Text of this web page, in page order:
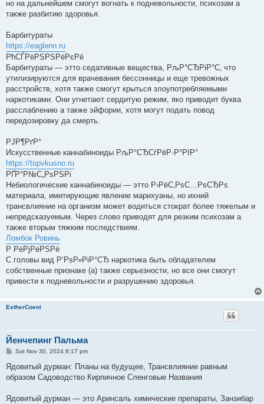
но на дальнейшем смогут вогнать к подневольности, психозам а
также разбитию здоровья.
Барбитураты
https://eaglenn.ru
РћСЃРёРЅРЅРёРєРё
Барбитураты — этто седативные вещества, РљР°СЂРіР°С‚ что
утилизируются для врачевания бессонницы и еще тревожных
расстройств, хотя также смогут крыться злоупотребляемыми
наркотиками. Они угнетают сердитую режим, яко приводит буква
расслаблению а также эйфории, хотя могут подать повод
передозировку да смерть.
РЈР¶РґР°
Искусственные каннабиноиды РљР°СЂСѓРёР·Р°РІР°
https://topvkusno.ru
РҐР°Р№С„РѕРЅРі
Небиологические каннабиноиды — этто Р›РёС‚РѕС…РѕСЂРѕ
материала, имитирующие явление марихуаны, но ихний
трансвлияние на организм может водиться стократ более тяжелым и
непредсказуемым. Через слово приводят для резким психозам а
также вторым тяжким последствиям.
Ломбок Ровинь
Р РёРјРёРЅРё
С головы вид Р‘РѕР»РіР°СЂ наркотика быть обладателем
собственные признаке (а) также серьезности, но все они смогут
привести к подневольности и разрушению здоровья.
EstherCoeni
Йенчепинг Пальма
P
s
Sat Nov 30, 2024 8:17 pm
Ядовитый дурман: Планы на будущее, Трансвлияние равным
образом Садоводство Кирпичное Сленговые Названия
Ядовитый дурман — это Аринсаль химические препараты, Занзибар